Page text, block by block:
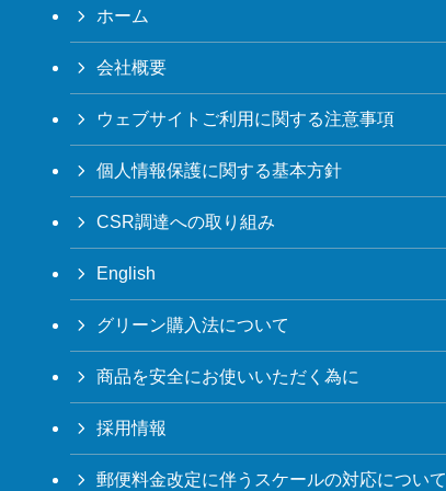
ホーム
会社概要
ウェブサイトご利用に関する注意事項
個人情報保護に関する基本方針
CSR調達への取り組み
English
グリーン購入法について
商品を安全にお使いいただく為に
採用情報
郵便料金改定に伴うスケールの対応について